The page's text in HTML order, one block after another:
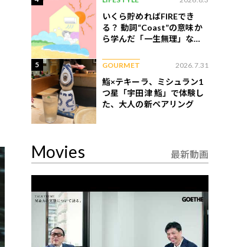
いくら貯めればFIREでき
る？ 動詞“Coast”の意味か
ら学んだ「一生無理」な切
5 GOURMET 2026.7.31
鮨×テキーラ、ミシュラン1
つ星「宇田津 鮨」で体験し
た、大人の新ペアリング
Movies 最新動画